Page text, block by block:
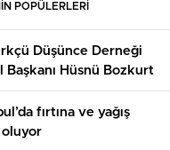
POPÜLERLERİ
Düşünce Derneği
Başkanı Hüsnü Bozkurt
fırtına ve yağış